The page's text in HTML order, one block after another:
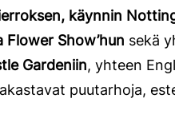
käynnin
Show’hun sekä
Gardeniin, yhteen
puutarhoja,